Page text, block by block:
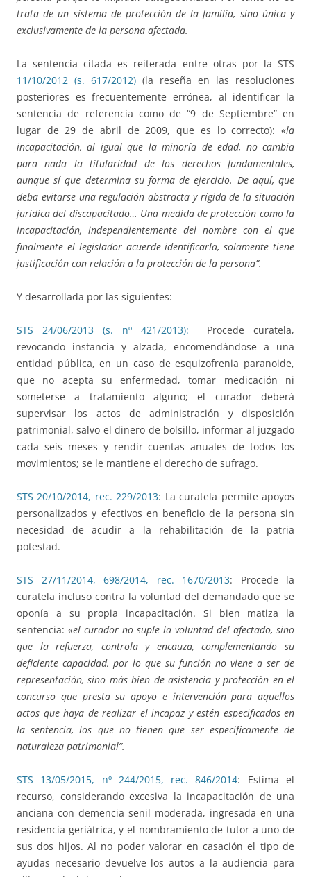
trata de un sistema de protección de la familia, sino única y
exclusivamente de la persona afectada.
La sentencia citada es reiterada entre otras por la STS
11/10/2012 (s. 617/2012) (la reseña en las resoluciones
posteriores es frecuentemente errónea, al identificar la
sentencia de referencia como de “9 de Septiembre” en
lugar de 29 de abril de 2009, que es lo correcto): «la
incapacitación, al igual que la minoría de edad, no cambia
para nada la titularidad de los derechos fundamentales,
aunque sí que determina su forma de ejercicio. De aquí, que
deba evitarse una regulación abstracta y rígida de la situación
jurídica del discapacitado… Una medida de protección como la
incapacitación, independientemente del nombre con el que
finalmente el legislador acuerde identificarla, solamente tiene
justificación con relación a la protección de la persona”.
Y desarrollada por las siguientes:
STS 24/06/2013 (s. nº 421/2013):
Procede curatela,
revocando instancia y alzada, encomendándose a una
entidad pública, en un caso de esquizofrenia paranoide,
que no acepta su enfermedad, tomar medicación ni
someterse a tratamiento alguno; el curador deberá
supervisar los actos de administración y disposición
patrimonial, salvo el dinero de bolsillo, informar al juzgado
cada seis meses y rendir cuentas anuales de todos los
movimientos; se le mantiene el derecho de sufrago.
STS 20/10/2014, rec. 229/2013: La curatela permite apoyos
personalizados y efectivos en beneficio de la persona sin
necesidad de acudir a la rehabilitación de la patria
potestad.
STS 27/11/2014, 698/2014, rec. 1670/2013: Procede la
curatela incluso contra la voluntad del demandado que se
oponía a su propia incapacitación. Si bien matiza la
sentencia: «el curador no suple la voluntad del afectado, sino
que la refuerza, controla y encauza, complementando su
deficiente capacidad, por lo que su función no viene a ser de
representación, sino más bien de asistencia y protección en el
concurso que presta su apoyo e intervención para aquellos
actos que haya de realizar el incapaz y estén especificados en
la sentencia, los que no tienen que ser específicamente de
naturaleza patrimonial”.
STS 13/05/2015, nº 244/2015, rec. 846/2014: Estima el
recurso, considerando excesiva la incapacitación de una
anciana con demencia senil moderada, ingresada en una
residencia geriátrica, y el nombramiento de tutor a uno de
sus dos hijos. Al no poder valorar en casación el tipo de
ayudas necesario devuelve los autos a la audiencia para